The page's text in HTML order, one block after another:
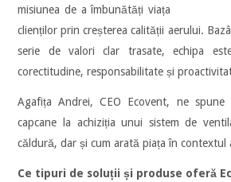
misiunea de a îmbunătăți viața
clienților prin creșterea calității aerului.
serie de valori clar trasate, echipa
corectitudine, responsabilitate și
Agafița Andrei, CEO Ecovent, ne spune
capcane la achiziția unui sistem de
căldură, dar și cum arată piața în contextul
Ce tipuri de soluții și produse oferă